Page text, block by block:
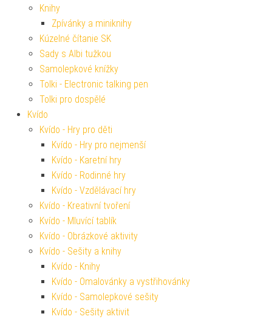
Knihy
Zpívánky a miniknihy
Kúzelné čítanie SK
Sady s Albi tužkou
Samolepkové knížky
Tolki - Electronic talking pen
Tolki pro dospělé
Kvído
Kvído - Hry pro děti
Kvído - Hry pro nejmenší
Kvído - Karetní hry
Kvído - Rodinné hry
Kvído - Vzdělávací hry
Kvído - Kreativní tvoření
Kvído - Mluvící tablík
Kvído - Obrázkové aktivity
Kvído - Sešity a knihy
Kvído - Knihy
Kvído - Omalovánky a vystřihovánky
Kvído - Samolepkové sešity
Kvído - Sešity aktivit